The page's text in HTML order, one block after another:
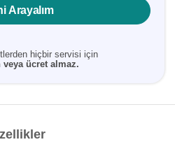
Arayalım
hiçbir servisi için
veya ücret almaz.